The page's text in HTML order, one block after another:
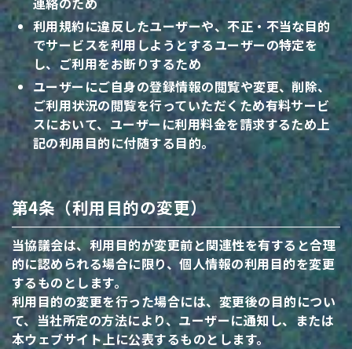
利用規約に違反したユーザーや、不正・不当な目的
でサービスを利用しようとするユーザーの特定を
し、ご利用をお断りするため
ユーザーにご自身の登録情報の閲覧や変更、削除、
ご利用状況の閲覧を行っていただくため有料サービ
スにおいて、ユーザーに利用料金を請求するため上
記の利用目的に付随する目的。
第4条（利用目的の変更）
当協議会は、利用目的が変更前と関連性を有すると合理
的に認められる場合に限り、個人情報の利用目的を変更
するものとします。
利用目的の変更を行った場合には、変更後の目的につい
て、当社所定の方法により、ユーザーに通知し、または
本ウェブサイト上に公表するものとします。